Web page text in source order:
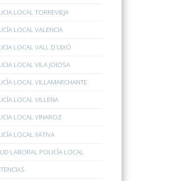
LOCAL TORREVIEJA
LOCAL VALENCIA
LOCAL VALL D´UIXÓ
LOCAL VILA JOIOSA
LOCAL VILLAMARCHANTE
LOCAL VILLENA
LOCAL VINAROZ
LOCAL XATIVA
LABORAL POLICÍA LOCAL